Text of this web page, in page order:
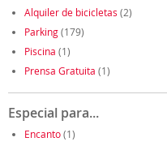
Alquiler de bicicletas (2)
Parking(179)
Piscina (1)
Prensa Gratuita (1)
Especial para...
Encanto(1)